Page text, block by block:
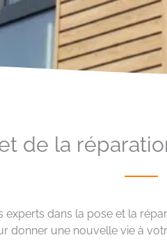
de la
dans la pose et la
donner une nouvelle vie à